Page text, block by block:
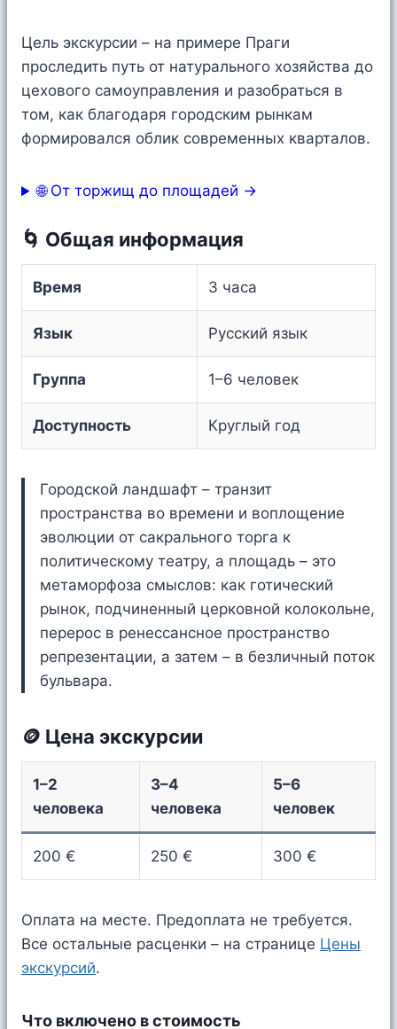
Цель экскурсии – на примере Праги
проследить путь от натурального хозяйства до
цехового самоуправления и разобраться в
том, как благодаря городским рынкам
формировался облик современных кварталов.
🌐 От торжищ до площадей →
🌀 Общая информация
Время 3 часа
Язык Русский язык
Группа 1–6 человек
Доступность Круглый год
Городской ландшафт – транзит
пространства во времени и воплощение
эволюции от сакрального торга к
политическому театру, а площадь – это
метаморфоза смыслов: как готический
рынок, подчиненный церковной колокольне,
перерос в ренессансное пространство
репрезентации, а затем – в безличный поток
бульвара.
🪙 Цена экскурсии
1–2
человека
3–4
человека
5–6
человек
200 € 250 € 300 €
Оплата на месте. Предоплата не требуется.
Все остальные расценки – на странице Цены
экскурсий.
Что включено в стоимость